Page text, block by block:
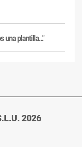
una plantilla..."
2026